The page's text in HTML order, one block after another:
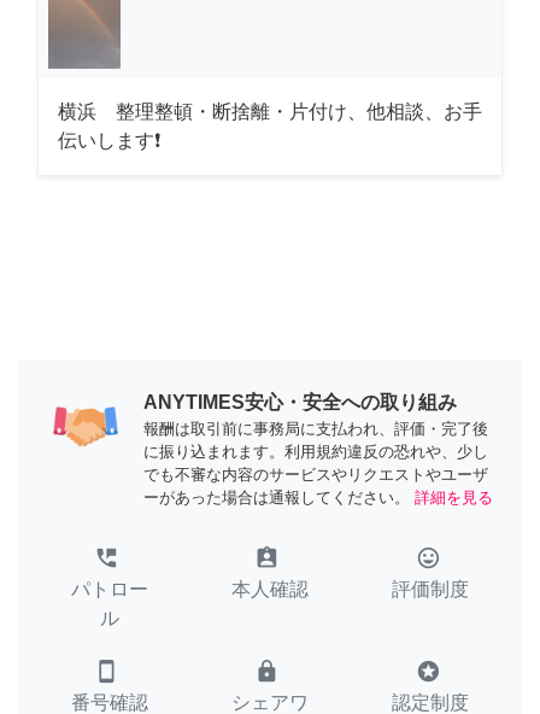
横浜 整理整頓・断捨離・片付け、他相談、お手
伝いします❗
ANYTIMES安心・安全への取り組み
報酬は取引前に事務局に支払われ、評価・完了後
に振り込まれます。利用規約違反の恐れや、少し
でも不審な内容のサービスやリクエストやユーザ
ーがあった場合は通報してください。
詳細を見る
perm_phone_msg
パトロー
ル
assignment_ind
本人確認
tag_faces
評価制度
smartphone
番号確認
lock
シェアワ
stars
認定制度